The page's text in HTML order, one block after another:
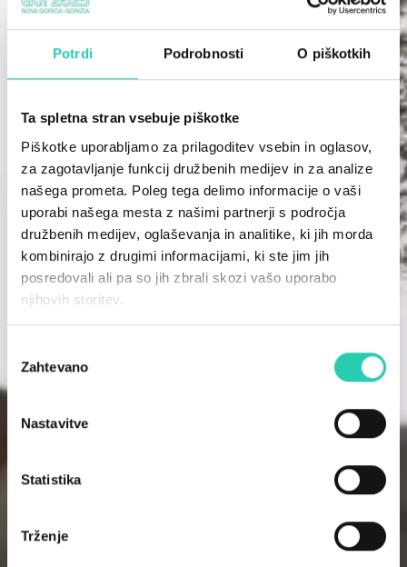
Potrdi Podrobnosti O piškotkih
Ta spletna stran vsebuje piškotke
Piškotke uporabljamo za prilagoditev vsebin in oglasov,
za zagotavljanje funkcij družbenih medijev in za analize
našega prometa. Poleg tega delimo informacije o vaši
uporabi našega mesta z našimi partnerji s področja
družbenih medijev, oglaševanja in analitike, ki jih morda
kombinirajo z drugimi informacijami, ki ste jim jih
posredovali ali pa so jih zbrali skozi vašo uporabo
njihovih storitev.
soglasja
Zahtevano
Nastavitve
Statistika
Trženje